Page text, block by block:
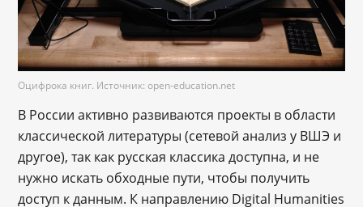
Оцифрока книг. Источник: open-education.net
В России активно развиваются проекты в области
классической литературы (сетевой анализ у ВШЭ и
другое), так как русская классика доступна, и не
нужно искать обходные пути, чтобы получить
доступ к данным. К направлению Digital Humanities